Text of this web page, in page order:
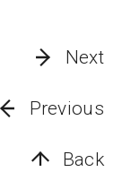
Next
Previous
Back